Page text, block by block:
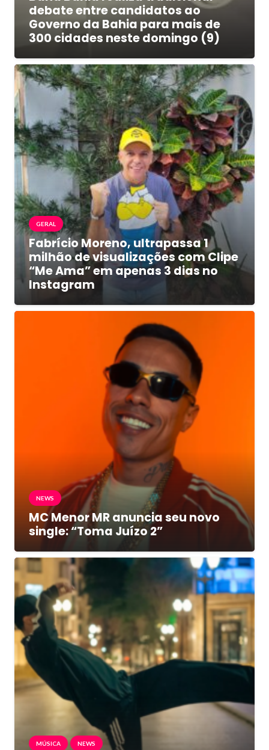
debate entre candidatos ao
Governo da Bahia para mais de
300 cidades neste domingo (9)
GERAL
Fabrício Moreno, ultrapassa 1
milhão de visualizações com Clipe
“Me Ama” em apenas 3 dias no
Instagram
NEWS
MC Menor MR anuncia seu novo
single: “Toma Juízo 2”
MÚSICA NEWS